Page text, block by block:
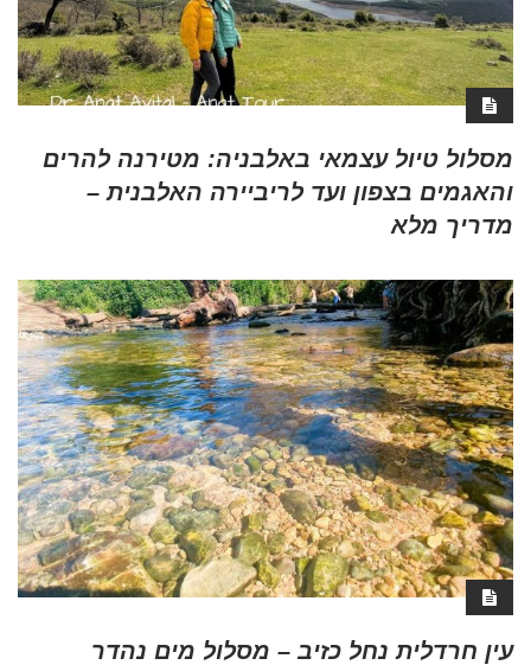
מסלול טיול עצמאי באלבניה: מטירנה להרים
והאגמים בצפון ועד לריביירה האלבנית –
מדריך מלא
עין חרדלית נחל כזיב – מסלול מים נהדר